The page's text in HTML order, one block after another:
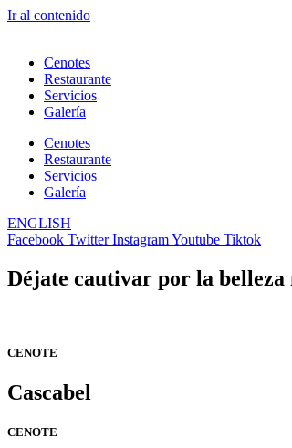
Ir al contenido
Cenotes
Restaurante
Servicios
Galería
Cenotes
Restaurante
Servicios
Galería
ENGLISH
Facebook Twitter InstagramYoutube Tiktok
Déjate cautivar por la belleza
CENOTE
Cascabel
CENOTE